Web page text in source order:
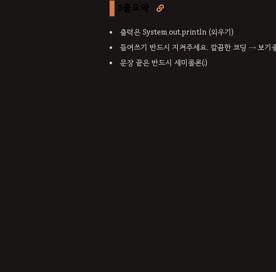
3줄요약 
출력은 System.out.println (외우기)
들여쓰기 반드시 지켜주세요. 깔끔한 코딩 → 보기
문장 끝은 반드시 세미콜론(;)